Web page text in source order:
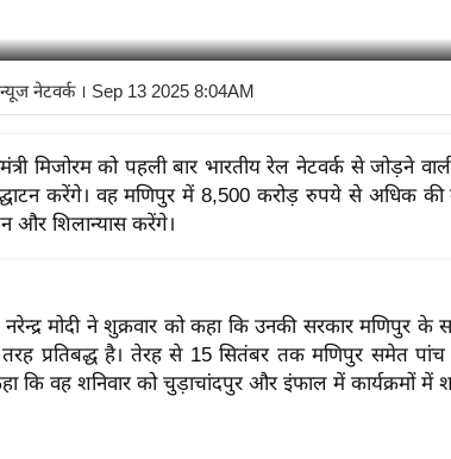
न्यूज नेटवर्क। Sep 13 2025 8:04AM
मिजोरम को पहली बार भारतीय रेल नेटवर्क से जोड़ने
करेंगे। वह मणिपुर में 8,500 करोड़ रुपये से अधिक की
और शिलान्यास करेंगे।
नरेन्द्र मोदी ने शुक्रवार को कहा कि उनकी सरकार मणिपुर
तरह प्रतिबद्ध है। तेरह से 15 सितंबर तक मणिपुर समेत पांच
कि वह शनिवार को चुड़ाचांदपुर और इंफाल में कार्यक्रमों में